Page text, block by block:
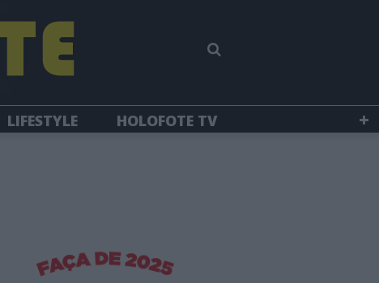
LIFESTYLE
HOLOFOTE TV